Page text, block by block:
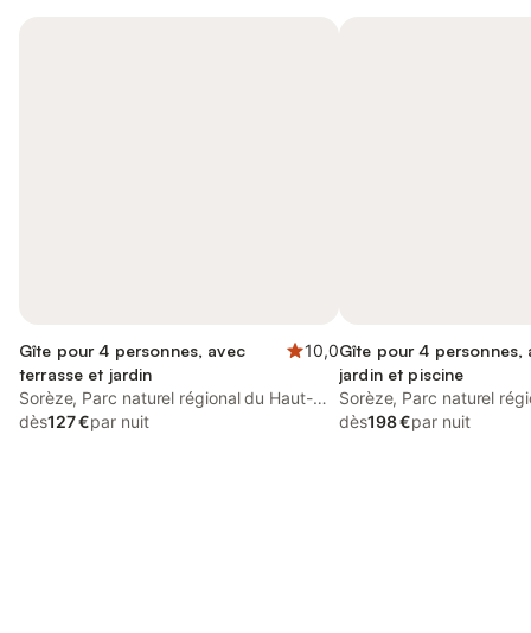
Gîte pour 4 personnes, avec
terrasse et jardin
10,0
Sorèze, Parc naturel régional du Haut-
Languedoc
dès127 €par nuit
Gîte pour 4 personnes,
jardin et piscine
Sorèze, Parc naturel
Languedoc
dès198 €par nuit